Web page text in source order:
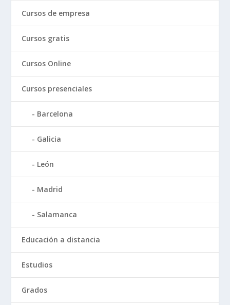
Cursos de empresa
Cursos gratis
Cursos Online
Cursos presenciales
Barcelona
Galicia
León
Madrid
Salamanca
Educación a distancia
Estudios
Grados